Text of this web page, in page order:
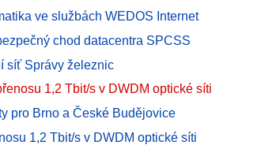
ve službách WEDOS Internet
chod datacentra SPCSS
síť Správy železnic
1,2 Tbit/s v DWDM optické síti
pro Brno a České Budějovice
1,2 Tbit/s v DWDM optické síti